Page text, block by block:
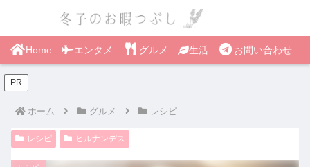
Home エンタメ グルメ 生活 お問い合わせ
PR
ホーム グルメ レシピ
レシピ ヒルナンデス